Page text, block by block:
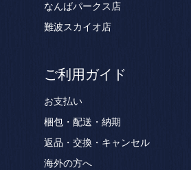
なんばパークス店
難波スカイオ店
ご利用ガイド
お支払い
梱包・配送・納期
返品・交換・キャンセル
海外の方へ